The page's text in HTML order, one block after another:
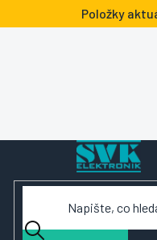
na
Položky